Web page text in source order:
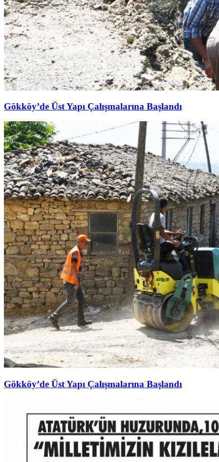
Gökköy’de Üst Yapı Çalışmalarına Başlandı
Gökköy’de Üst Yapı Çalışmalarına Başlandı